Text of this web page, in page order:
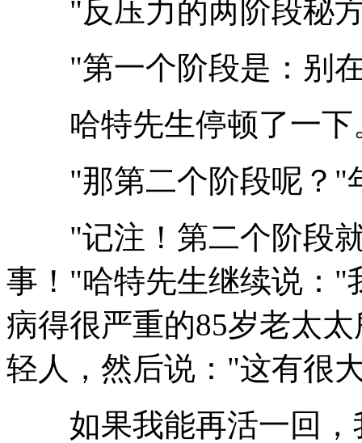
"反压力的两阶段秘方
"第一个阶段是：别
哈特先生停顿了一下
"那第二个阶段呢？"
"记注！第二个阶段就
事！"哈特先生继续说："
病得很严重的85岁老太
轻人，然后说："这有很
如果我能再活一回，